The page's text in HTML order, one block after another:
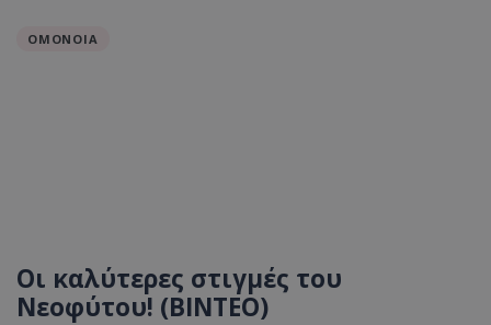
ΟΜΟΝΟΙΑ
Οι καλύτερες στιγμές του
Νεοφύτου! (ΒΙΝΤΕΟ)